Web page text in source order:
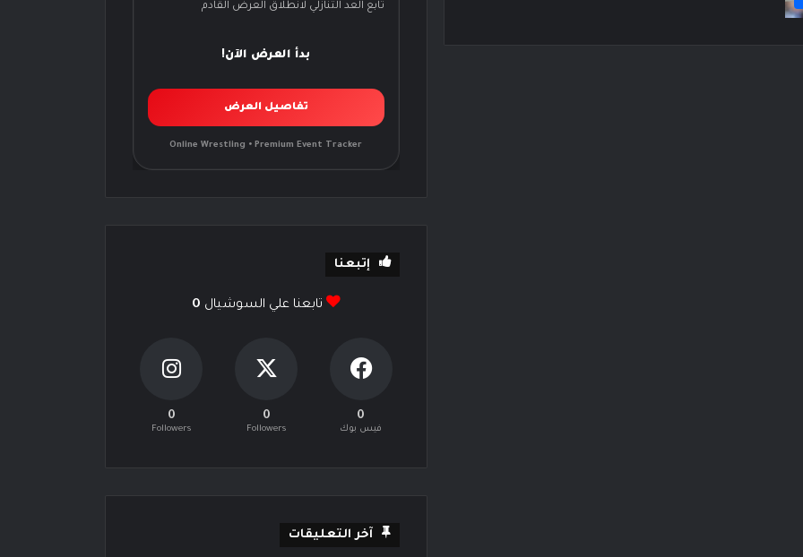
تابع العد التنازلي لانطلاق العرض القادم
بدأ العرض الآن!
تفاصيل العرض
Online Wrestling • Premium Event Tracker
إتبعنا
تابعنا علي السوشيال 0
0
فيس بوك
0
Followers
0
Followers
آخر التعليقات